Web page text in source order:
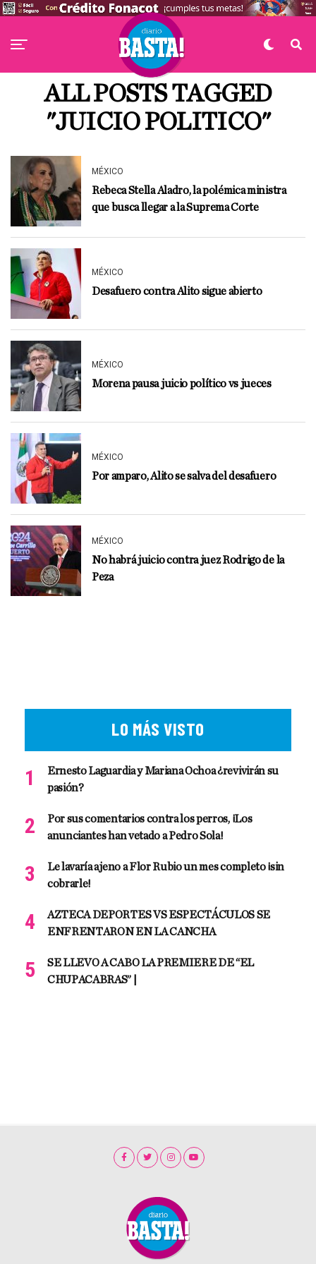
ALL POSTS TAGGED
"JUICIO POLITICO"
MÉXICO
Rebeca Stella Aladro, la polémica ministra
que busca llegar a la Suprema Corte
MÉXICO
Desafuero contra Alito sigue abierto
MÉXICO
Morena pausa juicio político vs jueces
MÉXICO
Por amparo, Alito se salva del desafuero
MÉXICO
No habrá juicio contra juez Rodrigo de la
Peza
LO MÁS VISTO
Ernesto Laguardia y Mariana Ochoa ¿revivirán su
pasión?
Por sus comentarios contra los perros, ¡Los
anunciantes han vetado a Pedro Sola!
Le lavaría ajeno a Flor Rubio un mes completo ¡sin
cobrarle!
AZTECA DEPORTES VS ESPECTÁCULOS SE
ENFRENTARON EN LA CANCHA
SE LLEVO A CABO LA PREMIERE DE “EL
CHUPACABRAS” |